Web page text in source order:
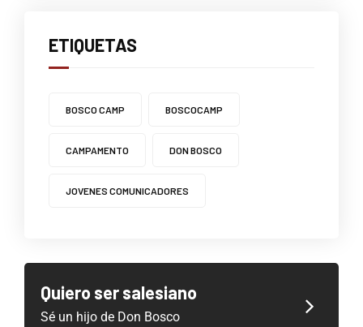
ETIQUETAS
BOSCO CAMP BOSCOCAMP
CAMPAMENTO DON BOSCO
JOVENES COMUNICADORES
Quiero ser salesiano
Sé un hijo de Don Bosco